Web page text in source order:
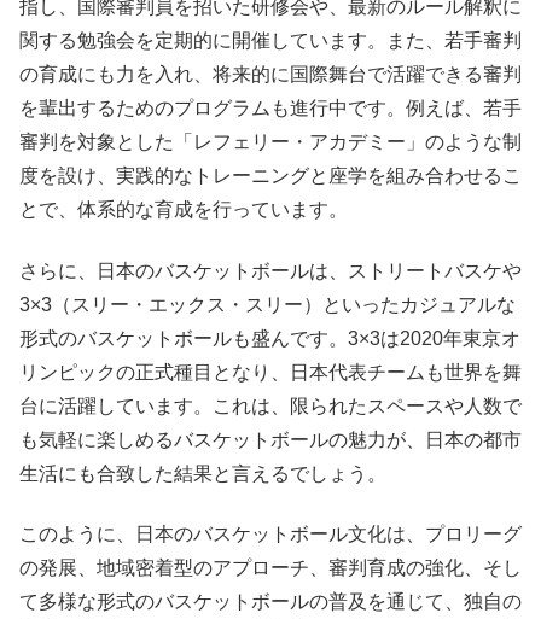
指し、国際審判員を招いた研修会や、最新のルール解釈に
関する勉強会を定期的に開催しています。また、若手審判
の育成にも力を入れ、将来的に国際舞台で活躍できる審判
を輩出するためのプログラムも進行中です。例えば、若手
審判を対象とした「レフェリー・アカデミー」のような制
度を設け、実践的なトレーニングと座学を組み合わせるこ
とで、体系的な育成を行っています。
さらに、日本のバスケットボールは、ストリートバスケや
3×3（スリー・エックス・スリー）といったカジュアルな
形式のバスケットボールも盛んです。3×3は2020年東京オ
リンピックの正式種目となり、日本代表チームも世界を舞
台に活躍しています。これは、限られたスペースや人数で
も気軽に楽しめるバスケットボールの魅力が、日本の都市
生活にも合致した結果と言えるでしょう。
このように、日本のバスケットボール文化は、プロリーグ
の発展、地域密着型のアプローチ、審判育成の強化、そし
て多様な形式のバスケットボールの普及を通じて、独自の